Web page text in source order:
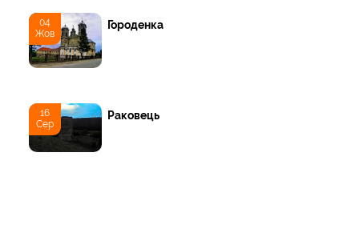
04
Жов
Городенка
16
Сер
Раковець